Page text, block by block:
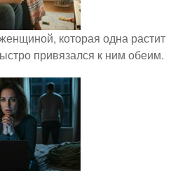
которая одна растит
привязался к ним обеим.